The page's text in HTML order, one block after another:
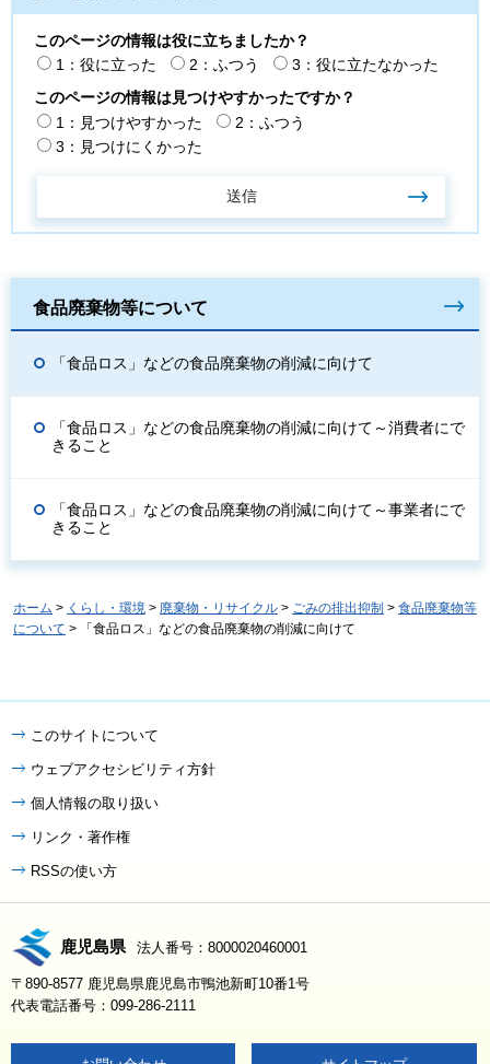
このページの情報は役に立ちましたか？
1：役に立った
2：ふつう
3：役に立たなかった
このページの情報は見つけやすかったですか？
1：見つけやすかった
2：ふつう
3：見つけにくかった
食品廃棄物等について
「食品ロス」などの食品廃棄物の削減に向けて
「食品ロス」などの食品廃棄物の削減に向けて～消費者にで
きること
「食品ロス」などの食品廃棄物の削減に向けて～事業者にで
きること
ホーム > くらし・環境 > 廃棄物・リサイクル > ごみの排出抑制 > 食品廃棄物等
について > 「食品ロス」などの食品廃棄物の削減に向けて
このサイトについて
ウェブアクセシビリティ方針
個人情報の取り扱い
リンク・著作権
RSSの使い方
鹿児島県 法人番号：8000020460001
〒890-8577 鹿児島県鹿児島市鴨池新町10番1号
代表電話番号：099-286-2111